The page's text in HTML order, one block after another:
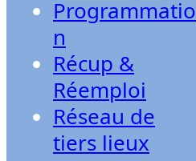
Programmatio
n
Récup &
Réemploi
Réseau de
tiers lieux